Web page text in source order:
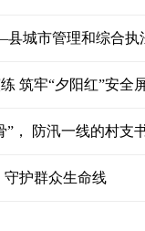
城市管理和综合执
筑牢“夕阳红”安全
”， 防汛一线的村支
护群众生命线